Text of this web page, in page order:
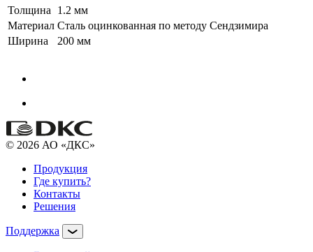
Толщина
1.2 мм
Материал Сталь оцинкованная по методу Сендзимира
Ширина
200 мм
© 2026 АО «ДКС»
Продукция
Где купить?
Контакты
Решения
Поддержка